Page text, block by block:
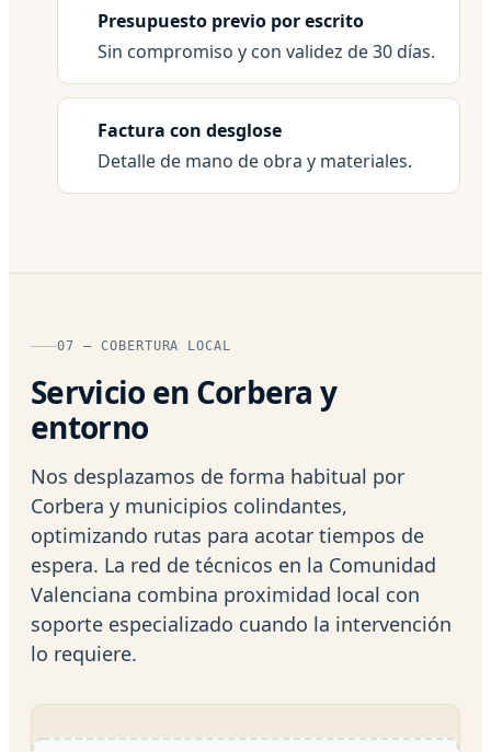
Presupuesto previo por escrito
Sin compromiso y con validez de 30 días.
Factura con desglose
Detalle de mano de obra y materiales.
07 — COBERTURA LOCAL
Servicio en Corbera y
entorno
Nos desplazamos de forma habitual por
Corbera y municipios colindantes,
optimizando rutas para acotar tiempos de
espera. La red de técnicos en la Comunidad
Valenciana combina proximidad local con
soporte especializado cuando la intervención
lo requiere.